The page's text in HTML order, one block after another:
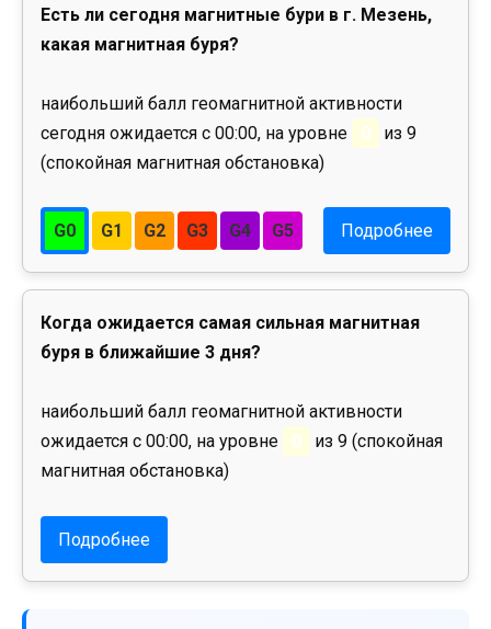
Есть ли сегодня магнитные бури в г. Мезень,
какая магнитная буря?
наибольший балл геомагнитной активности
сегодня ожидается с 00:00, на уровне
0
из 9
(спокойная магнитная обстановка)
G0 G1 G2 G3 G4 G5 Подробнее
Когда ожидается самая сильная магнитная
буря в ближайшие 3 дня?
наибольший балл геомагнитной активности
ожидается с 00:00, на уровне
0
из 9 (спокойная
магнитная обстановка)
Подробнее